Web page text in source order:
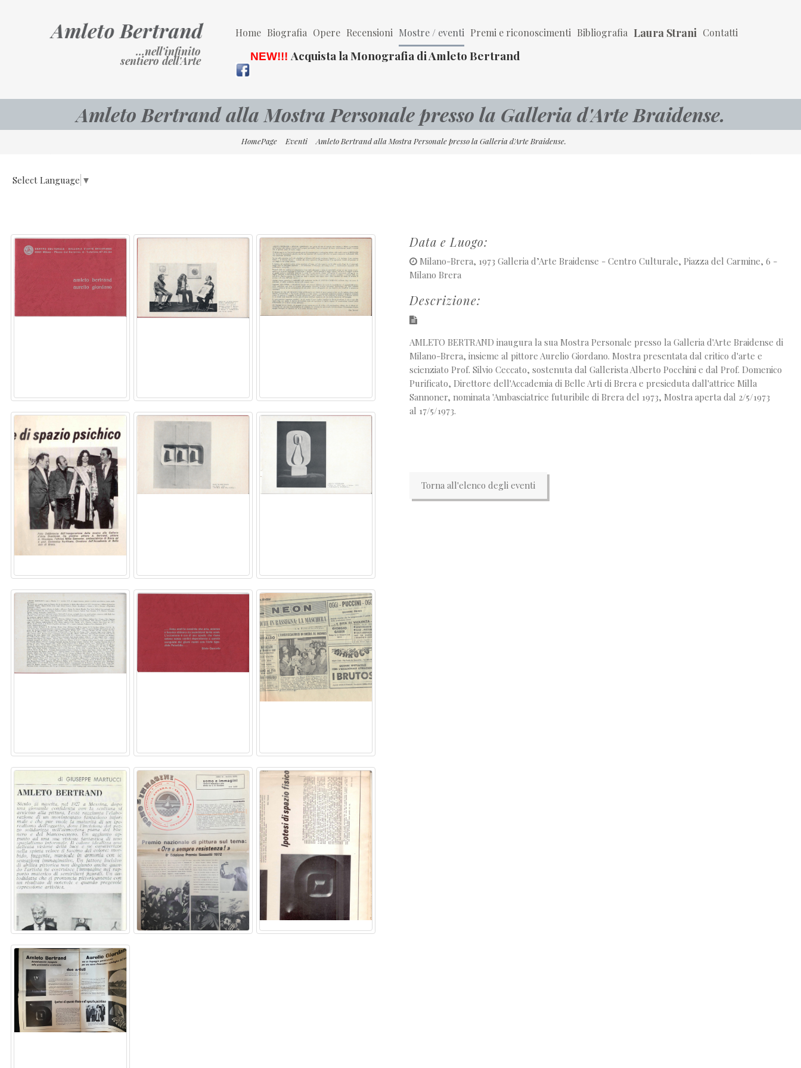
…nell'infinito
sentiero dell'Arte
Home Biografia Opere Recensioni Mostre / eventi Premi e riconoscimenti Bibliografia Laura Strani Contatti
NEW!!! Acquista la Monografia di Amleto Bertrand
Amleto Bertrand alla Mostra Personale presso la Galleria d'Arte Braidense.
HomePage Eventi Amleto Bertrand alla Mostra Personale presso la Galleria d'Arte Braidense.
Select Language ▼
Data e Luogo:
Milano-Brera, 1973 Galleria d’Arte Braidense - Centro Culturale, Piazza del Carmine, 6 -
Milano Brera
Descrizione:
AMLETO BERTRAND inaugura la sua Mostra Personale presso la Galleria d'Arte Braidense di
Milano-Brera, insieme al pittore Aurelio Giordano. Mostra presentata dal critico d'arte e
scienziato Prof. Silvio Ceccato, sostenuta dal Gallerista Alberto Pocchini e dal Prof. Domenico
Purificato, Direttore dell'Accademia di Belle Arti di Brera e presieduta dall'attrice Milla
Sannoner, nominata 'Ambasciatrice futuribile di Brera del 1973, Mostra aperta dal 2/5/1973
al 17/5/1973.
Torna all'elenco degli eventi